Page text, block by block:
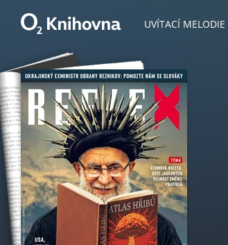
UVÍTACÍ MELODIE